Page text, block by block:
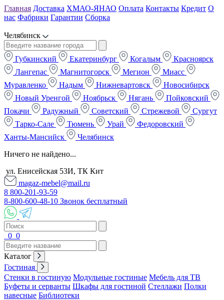
Главная Доставка ХМАО-ЯНАО Оплата Контакты Кредит О
нас Фабрики Гарантии Сборка
Челябинск
Губкинский Екатеринбург Когалым
Красноярск
Лангепас
Магнитогорск Мегион
Миасс
Муравленко
Надым Нижневартовск
Новосибирск
Новый Уренгой
Ноябрьск Нягань
Пойковский
Покачи
Радужный Советский Стрежевой
Сургут
Тарко-Сале
Тюмень Урай
Федоровский
Ханты-Мансийск
Челябинск
Ничего не найдено...
ул. Енисейская 53И, ТК Кит
magaz-mebel@mail.ru
8 800-201-93-59
8-800-600-48-10 Звонок бесплатный
0 0
Каталог
Гостиная
Стенки в гостиную Модульные гостиные Мебель для ТВ
Буфеты и серванты Шкафы для гостиной Стеллажи Полки
навесные Библиотеки